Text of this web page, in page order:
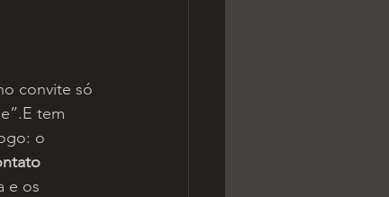
convite só
tem
o
e os